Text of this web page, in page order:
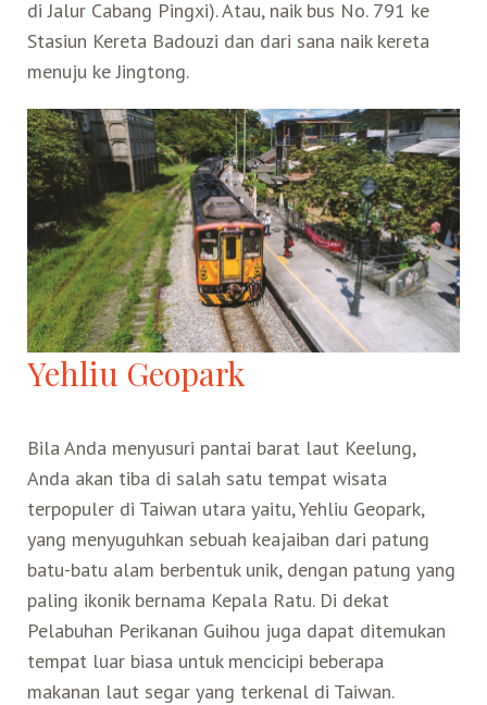
di Jalur Cabang Pingxi). Atau, naik bus No. 791 ke
Stasiun Kereta Badouzi dan dari sana naik kereta
menuju ke Jingtong.
Yehliu Geopark
Bila Anda menyusuri pantai barat laut Keelung,
Anda akan tiba di salah satu tempat wisata
terpopuler di Taiwan utara yaitu, Yehliu Geopark,
yang menyuguhkan sebuah keajaiban dari patung
batu-batu alam berbentuk unik, dengan patung yang
paling ikonik bernama Kepala Ratu. Di dekat
Pelabuhan Perikanan Guihou juga dapat ditemukan
tempat luar biasa untuk mencicipi beberapa
makanan laut segar yang terkenal di Taiwan.